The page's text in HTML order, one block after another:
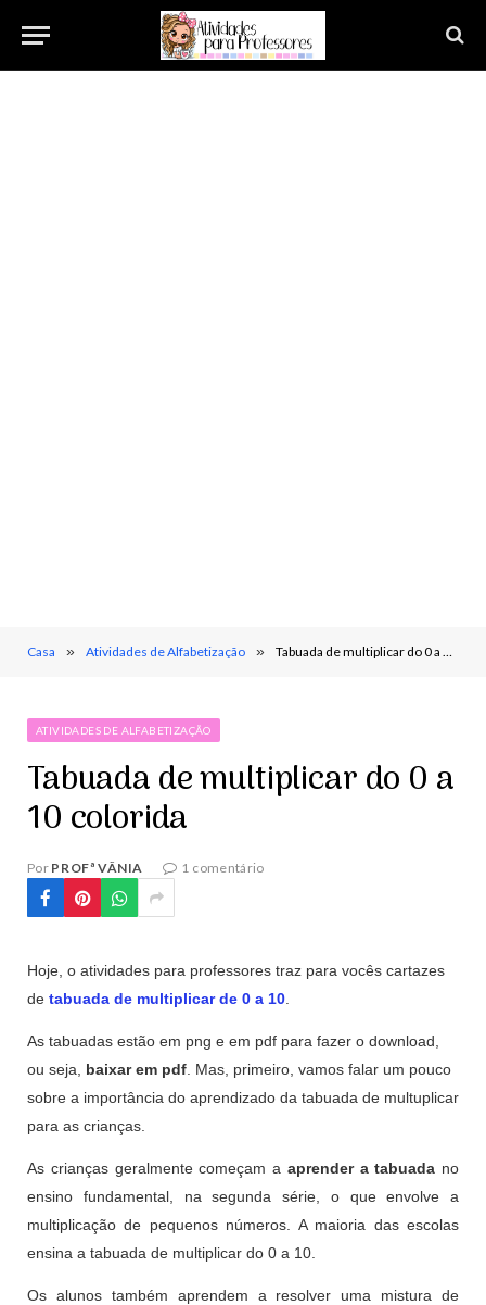
Casa » Atividades de Alfabetização » Tabuada de multiplicar do 0 a 10 colorida
ATIVIDADES DE ALFABETIZAÇÃO
Tabuada de multiplicar do 0 a
10 colorida
Por PROFª VÂNIA 1 comentário
Hoje, o atividades para professores traz para vocês cartazes
de tabuada de multiplicar de 0 a 10
As tabuadas estão em png e em pdf para fazer o download,
ou seja, baixar em pdf . Mas, primeiro, vamos falar um pouco
sobre a importância do aprendizado da tabuada de multuplicar
para as crianças.
As crianças geralmente começam a aprender a tabuada no
ensino fundamental, na segunda série, o que envolve a
multiplicação de pequenos números. A maioria das escolas
ensina a tabuada de multiplicar do 0 a 10.
Os alunos também aprendem a resolver uma mistura de